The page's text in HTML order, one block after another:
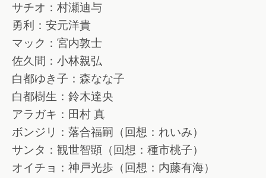
サチオ：村瀬迪与
勇利：安元洋貴
マック：宮内敦士
佐久間：小林親弘
白都ゆき子：森なな子
白都樹生：鈴木達央
アラガキ：田村 真
ボンジリ：落合福嗣（回想：れいみ）
サンタ：観世智顕（回想：種市桃子）
オイチョ：神戸光歩（回想：内藤有海）